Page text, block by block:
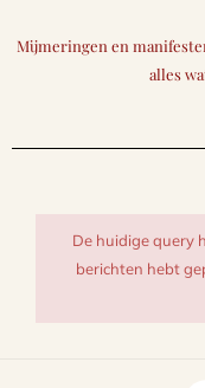
Mijmeringen en
alles
De huidige query
berichten hebt